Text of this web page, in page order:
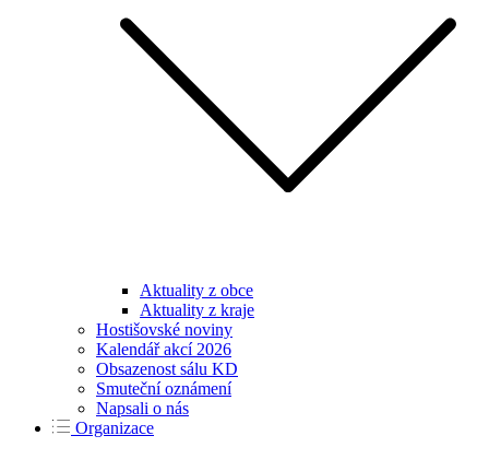
Aktuality z obce
Aktuality z kraje
Hostišovské noviny
Kalendář akcí 2026
Obsazenost sálu KD
Smuteční oznámení
Napsali o nás
Organizace